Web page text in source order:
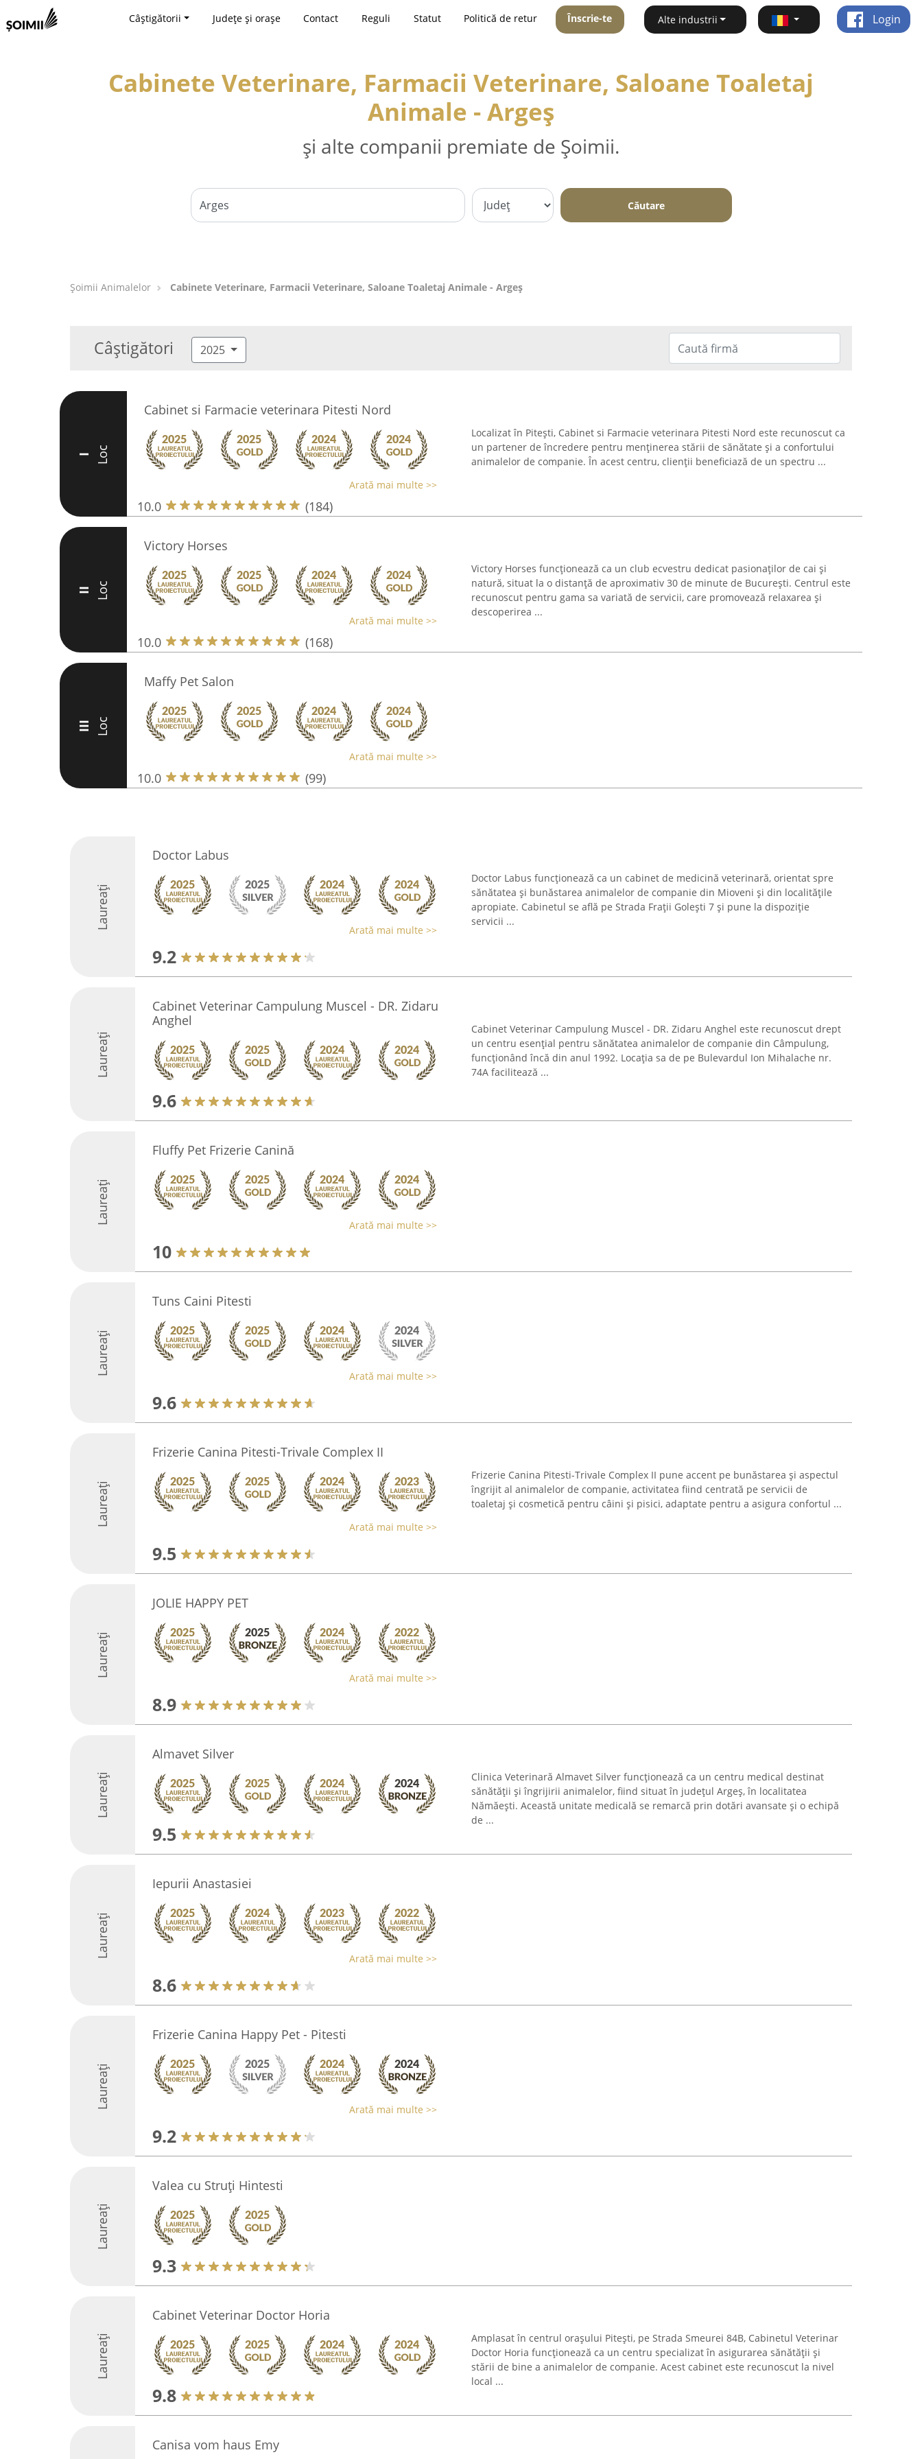
Câștigătorii Județe și orașe Contact Reguli Statut Politică de retur Înscrie-te Alte industrii Login
Cabinete Veterinare, Farmacii Veterinare, Saloane Toaletaj
Animale - Argeş
și alte companii premiate de Șoimii.
Căutare
Şoimii Animalelor Cabinete Veterinare, Farmacii Veterinare, Saloane Toaletaj Animale - Argeş
Câștigători 2025
I Loc
Cabinet si Farmacie veterinara Pitesti Nord
Arată mai multe >>
10.0 (184)
Localizat în Pitești, Cabinet si Farmacie veterinara Pitesti Nord este recunoscut ca
un partener de încredere pentru menținerea stării de sănătate și a confortului
animalelor de companie. În acest centru, clienții beneficiază de un spectru ...
II Loc
Victory Horses
Arată mai multe >>
10.0 (168)
Victory Horses funcționează ca un club ecvestru dedicat pasionaților de cai și
natură, situat la o distanță de aproximativ 30 de minute de București. Centrul este
recunoscut pentru gama sa variată de servicii, care promovează relaxarea și
descoperirea ...
III Loc
Maffy Pet Salon
Arată mai multe >>
10.0 (99)
Laureați
Doctor Labus
Arată mai multe >>
9.2
Doctor Labus funcționează ca un cabinet de medicină veterinară, orientat spre
sănătatea și bunăstarea animalelor de companie din Mioveni și din localitățile
apropiate. Cabinetul se află pe Strada Frații Golești 7 și pune la dispoziție
servicii ...
Laureați
Cabinet Veterinar Campulung Muscel - DR. Zidaru
Anghel
9.6
Cabinet Veterinar Campulung Muscel - DR. Zidaru Anghel este recunoscut drept
un centru esențial pentru sănătatea animalelor de companie din Câmpulung,
funcționând încă din anul 1992. Locația sa de pe Bulevardul Ion Mihalache nr.
74A facilitează ...
Laureați
Fluffy Pet Frizerie Canină
Arată mai multe >>
10
Laureați
Tuns Caini Pitesti
Arată mai multe >>
9.6
Laureați
Frizerie Canina Pitesti-Trivale Complex II
Arată mai multe >>
9.5
Frizerie Canina Pitesti-Trivale Complex II pune accent pe bunăstarea și aspectul
îngrijit al animalelor de companie, activitatea fiind centrată pe servicii de
toaletaj și cosmetică pentru câini și pisici, adaptate pentru a asigura confortul ...
Laureați
JOLIE HAPPY PET
Arată mai multe >>
8.9
Laureați
Almavet Silver
9.5
Clinica Veterinară Almavet Silver funcționează ca un centru medical destinat
sănătății și îngrijirii animalelor, fiind situat în județul Argeș, în localitatea
Nămăești. Această unitate medicală se remarcă prin dotări avansate și o echipă
de ...
Laureați
Iepurii Anastasiei
Arată mai multe >>
8.6
Laureați
Frizerie Canina Happy Pet - Pitesti
Arată mai multe >>
9.2
Laureați
Valea cu Struți Hintesti
9.3
Laureați
Cabinet Veterinar Doctor Horia
9.8
Amplasat în centrul orașului Pitești, pe Strada Smeurei 84B, Cabinetul Veterinar
Doctor Horia funcționează ca un centru specializat în asigurarea sănătății și
stării de bine a animalelor de companie. Acest cabinet este recunoscut la nivel
local ...
Canisa vom haus Emy